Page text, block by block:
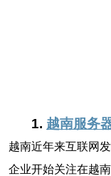
1. 越南服务
越南近年来互联网
企业开始关注在越